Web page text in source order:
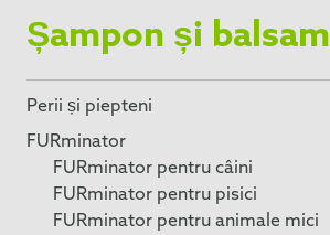
Șampon și balsam
Perii și piepteni
FURminator
FURminator pentru câini
FURminator pentru pisici
FURminator pentru animale mici